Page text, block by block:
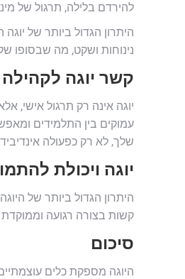
להירדם בלילה, תרגול של
היתרון הגדול ביותר של
נינוחות ושקט, מה שבסופו
קשר יוגה
יוגה אינה רק תרגול אישי,
עמוקים בין התלמידים
שלך, לא רק כפעולה
יוגה ויכולת
היתרון הגדול ביותר של
קשות בצורה רגועה
סיכום
היוגה מספקת כלים